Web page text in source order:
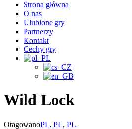
Strona główna
O nas
Ulubione gry
Partnerzy
Kontakt
Cechy gry
Wild Lock
OtagowanoPL, PL, PL